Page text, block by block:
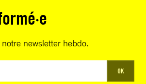
newsletter hebdo.
OK